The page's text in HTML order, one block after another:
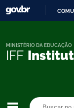
IFF
MINISTÉRIO DA EDUCAÇÃO